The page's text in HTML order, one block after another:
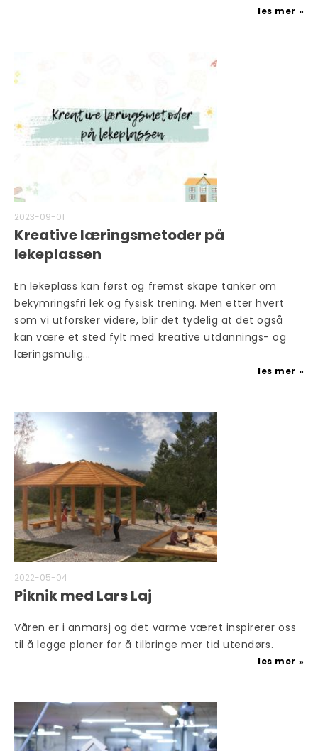
les mer
2023-09-01
Kreative læringsmetoder på
lekeplassen
En lekeplass kan først og fremst skape tanker om
bekymringsfri lek og fysisk trening. Men etter hvert
som vi utforsker videre, blir det tydelig at det også
kan være et sted fylt med kreative utdannings- og
læringsmulig...
les mer
2022-05-04
Piknik med Lars Laj
Våren er i anmarsj og det varme været inspirerer oss
til å legge planer for å tilbringe mer tid utendørs.
les mer